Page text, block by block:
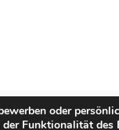
oder
Funktionalität des